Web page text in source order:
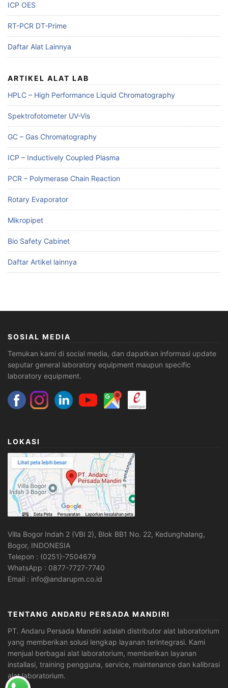
ICP OES
RT-PCR DT-Prime
Daftar Alat Lainnya
ARTIKEL ALAT LAB
HPLC – High Performance Liquid Chromatography
Spektrofotometer UV-Vis
GC – Gas Chromatography
ICP – Inductively Coupled Plasma
PCR – Polymerase Chain Reaction
Rotary Evaporator
Mikropipet
Bio Safety Cabinet
Daftar Artikel lainnya
SOSIAL MEDIA
Temukan kami di social media, dan dapatkan informasi update
seputar general laboratory equipment maupun specific
laboratory equipment.
LOKASI
Villa Bogor Indah 2 (VBI 2), Blok BB1 No. 22, Kedunghalang,
Bogor, INDONESIA
Telepon : (0251)-7504679
WhatsApp : 0877-7727-7740
Email : info@andarupm.co.id
TENTANG ANDARU PERSADA MANDIRI
PT. Andaru Persada Mandiri adalah distributor alat laboratorium
yang memberikan solusi lengkap layanan terintegrasi. Kami
menjual berbagai alat laboratorium, memberikan layanan
installasi, training pengguna, service, maintenance dan kalibrasi
alat laboratorium.